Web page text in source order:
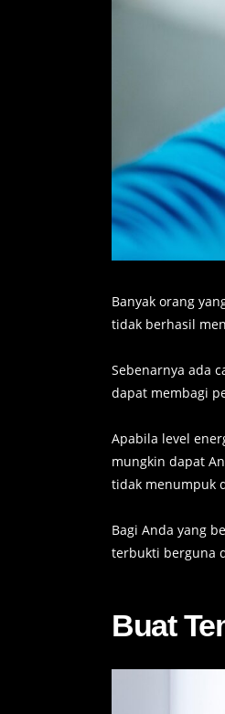
Banyak orang
tidak berhasil
Sebenarnya ada
dapat membagi
Apabila level
mungkin dapat
tidak menumpuk
Bagi Anda yang
terbukti berguna
Buat